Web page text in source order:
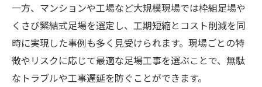
一方、マンションや工場など大規模現場では枠組足場や
くさび緊結式足場を選定し、工期短縮とコスト削減を同
時に実現した事例も多く見受けられます。現場ごとの特
徴やリスクに応じて最適な足場工事を選ぶことで、無駄
なトラブルや工事遅延を防ぐことができます。